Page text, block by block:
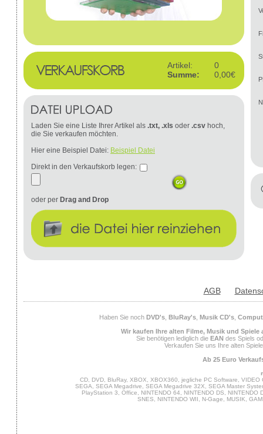
Artikel:
0
Summe:
0,00€
Laden Sie eine Liste Ihrer Artikel als .txt, .xls oder .csv hoch,
die Sie verkaufen möchten.
Hier eine Beispiel Datei: Beispiel Datei
Direkt in den Verkaufskorb legen:
oder per Drag and Drop
AGB
Haben Sie noch DVD's, BluRay's, Musik CD's,
Wir kaufen Ihre alten Filme, Musik und Spiele
Sie benötigen lediglich die EAN des Spiels
Verkaufen Sie uns Ihre alten
Ab 25 Euro
CD, DVD, BluRay, XBOX, XBOX360, jegliche PC Software,
SEGA, SEGA Megadrive, SEGA Megadrive 32X, SEGA Master
PlayStation 3, Office, NINTENDO 64, NINTENDO DS,
SNES, NINTENDO WII, N-Gage, MUSIK,